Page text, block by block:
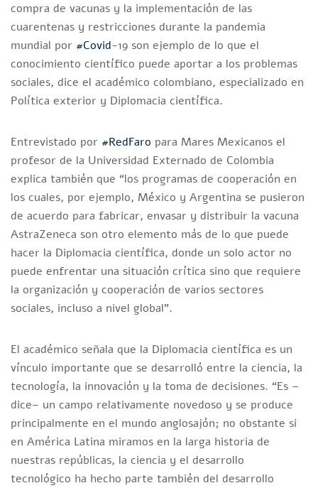
compra de vacunas y la implementación de las
cuarentenas y restricciones durante la pandemia
mundial por #Covid-19 son ejemplo de lo que el
conocimiento científico puede aportar a los problemas
sociales, dice el académico colombiano, especializado en
Política exterior y Diplomacia científica.
Entrevistado por #RedFaro para Mares Mexicanos el
profesor de la Universidad Externado de Colombia
explica también que “los programas de cooperación en
los cuales, por ejemplo, México y Argentina se pusieron
de acuerdo para fabricar, envasar y distribuir la vacuna
AstraZeneca son otro elemento más de lo que puede
hacer la Diplomacia científica, donde un solo actor no
puede enfrentar una situación crítica sino que requiere
la organización y cooperación de varios sectores
sociales, incluso a nivel global”.
El académico señala que la Diplomacia científica es un
vínculo importante que se desarrolló entre la ciencia, la
tecnología, la innovación y la toma de decisiones. “Es –
dice– un campo relativamente novedoso y se produce
principalmente en el mundo anglosajón; no obstante si
en América Latina miramos en la larga historia de
nuestras repúblicas, la ciencia y el desarrollo
tecnológico ha hecho parte también del desarrollo